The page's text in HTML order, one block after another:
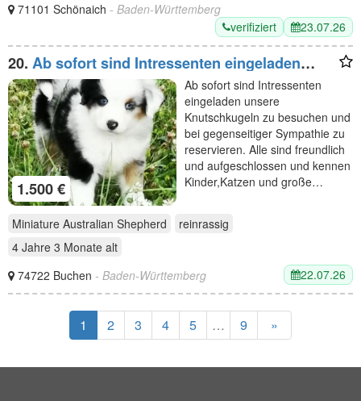
71101 Schönaich - Baden-Württemberg
verifiziert
23.07.26
20. Ab sofort sind Intressenten eingeladen
unsere
1.500 €
Ab sofort sind Intressenten
eingeladen unsere
Knutschkugeln zu besuchen und
bei gegenseitiger Sympathie zu
reservieren. Alle sind freundlich
und aufgeschlossen und kennen
Kinder,Katzen und große…
Miniature Australian Shepherd
reinrassig
4 Jahre 3 Monate alt
74722 Buchen - Baden-Württemberg 22.07.26
1 2 3 4 5 … 9 »